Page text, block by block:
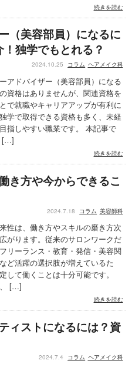
続きを読む
（美容部員）になるに
独学でもとれる？
2024.10.25 コラム ヘアメイク科
アドバイザー（美容部員）になる
資格はありませんが、関連資格を
で就職やキャリアアップが有利に
学で取得できる資格も多く、未経
指しやすい職業です。 本記事で
[…]
続きを読む
き方や今からできるこ
2024.7.18 コラム 美容師科
性は、働き方やスキルの磨き方次
がります。従来のサロンワークだ
リーランス・教育・発信・美容関
ど活躍の選択肢が増えているた
して働くことは十分可能です。
[…]
続きを読む
ィストになるには？資
2024.7.4 コラム ヘアメイク科